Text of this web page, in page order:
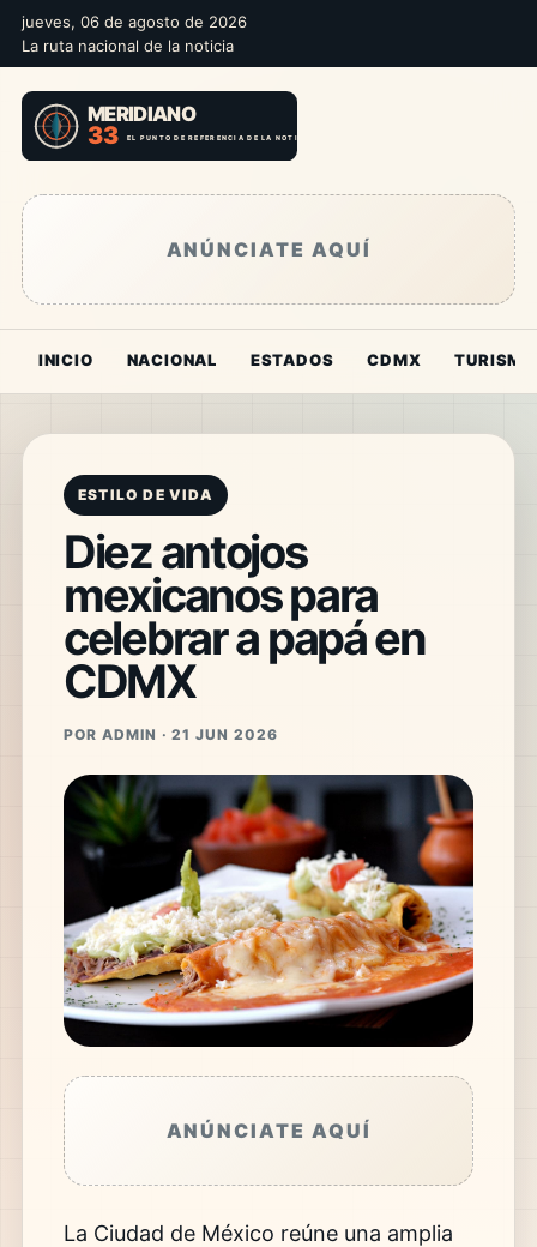
jueves, 06 de agosto de 2026
La ruta nacional de la noticia
ANÚNCIATE AQUÍ
INICIO NACIONAL ESTADOS CDMX TURISMO
ESTILO DE VIDA
Diez antojos
mexicanos para
celebrar a papá en
CDMX
POR ADMIN · 21 JUN 2026
ANÚNCIATE AQUÍ
La Ciudad de México reúne una amplia